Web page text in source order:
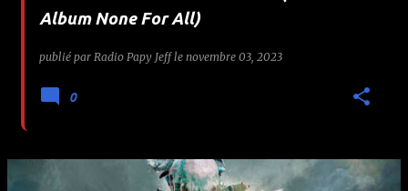
Album None For All)
publié par Radio Papy Jeff le novembre 03, 2023
0